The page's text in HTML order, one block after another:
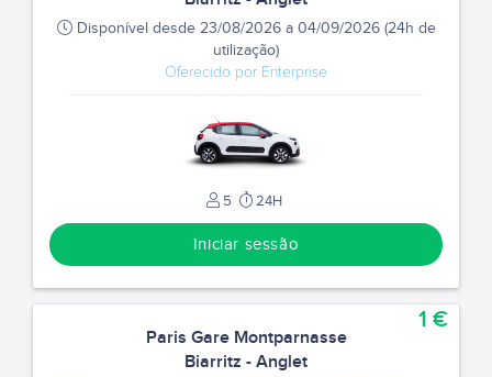
Disponível desde 23/08/2026 a 04/09/2026 (24h de
utilização)
Oferecido por Enterprise
5 24H
Iniciar sessão
Paris Gare Montparnasse
Biarritz - Anglet
1 €